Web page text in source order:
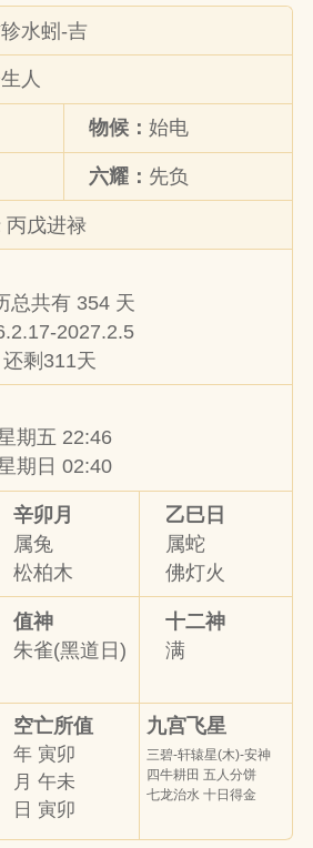
水蚓-吉
人
物候：始电
六耀： 先负
丙戊进禄
总共有 354 天
2027.2.5
剩311天
期五 22:46
期日 02:40
辛卯月
属兔
松柏木
乙巳日
属蛇
佛灯火
值神
朱雀(黑道日)
十二神
满
空亡所值
年 寅卯
月 午未
日 寅卯
九宫飞星
三碧-轩辕星(木)-安神
四牛耕田 五人分饼
七龙治水 十日得金